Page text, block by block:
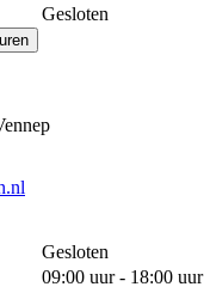
Gesloten
Gesloten
09:00 uur - 18:00 uur